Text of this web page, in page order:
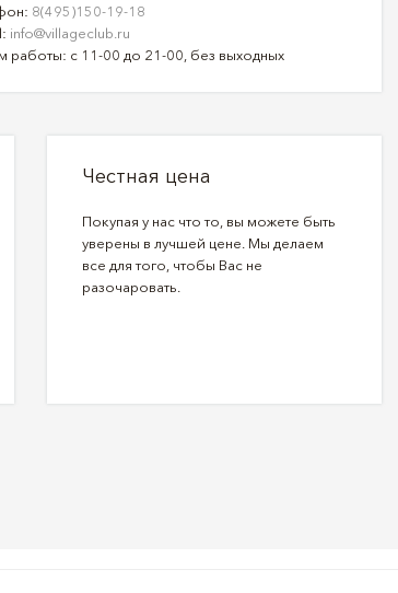
8(495)150-19-18
info@villageclub.ru
работы: с 11-00 до 21-00, без выходных
Честная цена
Покупая у нас что то, вы можете быть
уверены в лучшей цене. Мы делаем
все для того, чтобы Вас не
разочаровать.